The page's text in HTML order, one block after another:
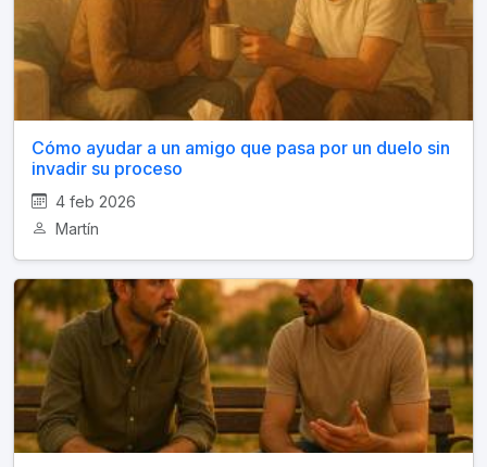
Cómo ayudar a un amigo que pasa por un duelo sin
invadir su proceso
4 feb 2026
Martín